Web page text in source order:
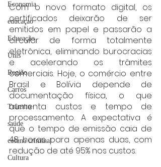
Economia
educaçao
Educação
Unis
Região
Carros
Trânsito
saúde
coluna criminal
Cultura
Com o novo formato digital, os
certificados deixarão de ser
emitidos em papel e passarão a
circular de forma totalmente
eletrônica, eliminando burocracias
e acelerando os trâmites
comerciais. Hoje, o comércio entre
Brasil e Bolívia depende de
documentação física, o que
aumenta custos e tempo de
processamento. A expectativa é
que o tempo de emissão caia de
48 horas para apenas duas, com
redução de até 95% nos custos.